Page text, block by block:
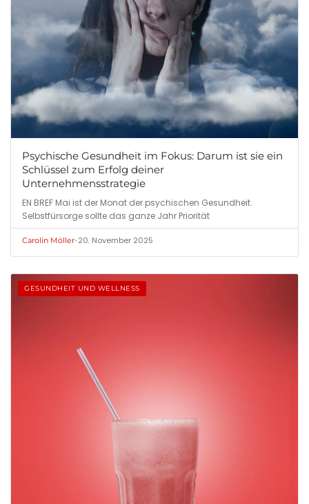
Psychische Gesundheit im Fokus: Darum ist sie ein
Schlüssel zum Erfolg deiner
Unternehmensstrategie
EN BREF Mai ist der Monat der psychischen Gesundheit.
Selbstfürsorge sollte das ganze Jahr Priorität
Carolin Möller•20. November 2025
GESUNDHEIT UND WELLNESS